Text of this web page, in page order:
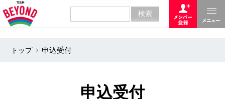
トップ 申込受付
申込受付